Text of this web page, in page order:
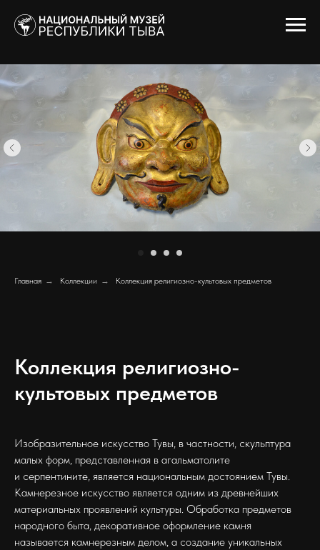
Главная → Коллекции → Коллекция религиозно-культовых предметов
Коллекция религиозно-
культовых предметов
Изобразительное искусство Тувы, в частности, скульптура
малых форм, представленная в агальматолите
и серпентините, является национальным достоянием Тувы.
Камнерезное искусство является одним из древнейших
материальных проявлений культуры. Обработка предметов
народного быта, декоративное оформление камня
называется камнерезным делом, а создание уникальных